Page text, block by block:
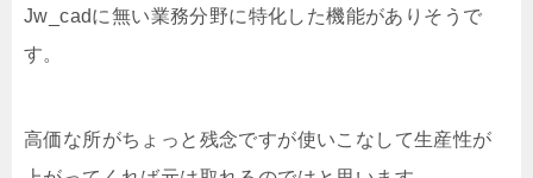
Jw_cadに無い業務分野に特化した機能がありそうで
す。
高価な所がちょっと残念ですが使いこなして生産性が